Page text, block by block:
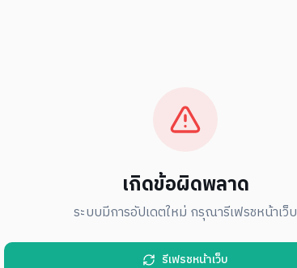
เกิดข้อผิดพลาด
ระบบมีการอัปเดตใหม่ กรุณารีเฟรชหน้าเว็บ
รีเฟรชหน้าเว็บ